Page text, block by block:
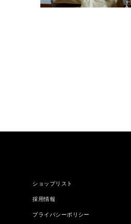
ショップリスト
採用情報
プライバシーポリシー